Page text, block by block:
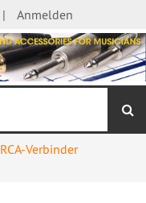
Anmelden
RCA-Verbinder